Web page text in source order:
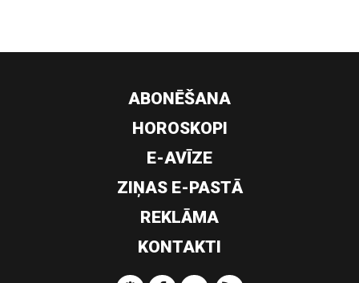
ABONĒŠANA
HOROSKOPI
E-AVĪZE
ZIŅAS E-PASTĀ
REKLĀMA
KONTAKTI